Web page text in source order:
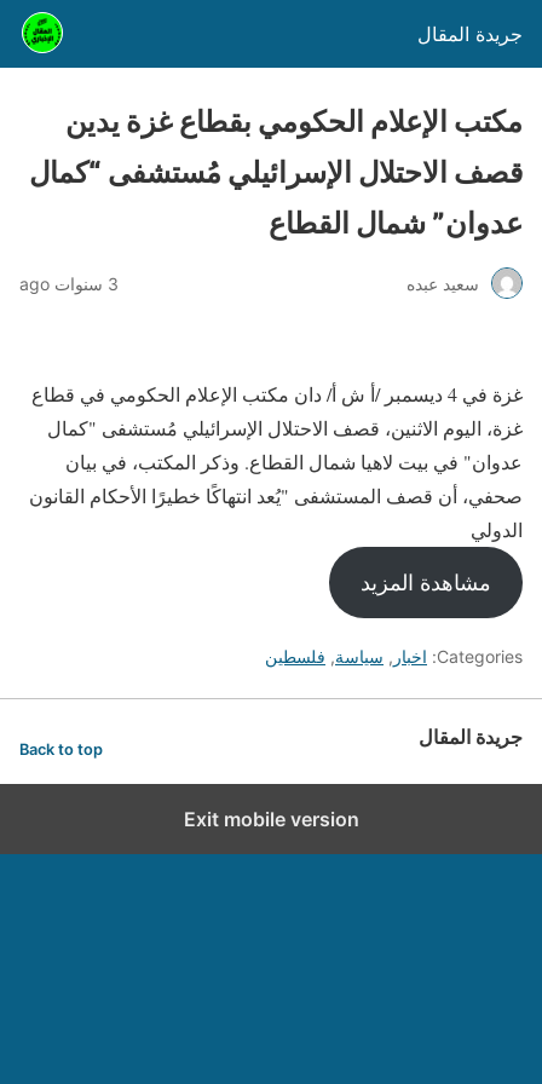
جريدة المقال
مكتب الإعلام الحكومي بقطاع غزة يدين
قصف الاحتلال الإسرائيلي مُستشفى “كمال
عدوان” شمال القطاع
سعيد عبده 3 سنوات ago
غزة في 4 ديسمبر /أ ش أ/ دان مكتب الإعلام الحكومي في قطاع
غزة، اليوم الاثنين، قصف الاحتلال الإسرائيلي مُستشفى "كمال
عدوان" في بيت لاهيا شمال القطاع. وذكر المكتب، في بيان
صحفي، أن قصف المستشفى "يُعد انتهاكًا خطيرًا الأحكام القانون
الدولي
مشاهدة المزيد
Categories: اخبار , سياسة, فلسطين
جريدة المقال Back to top
Exit mobile version